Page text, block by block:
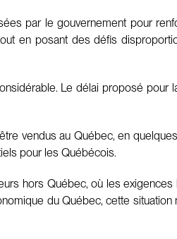
par le gouvernement pour
en posant des défis
Le délai proposé
vendus au Québec, en
pour les Québécois.
hors Québec, où les exigences
du Québec, cette situation